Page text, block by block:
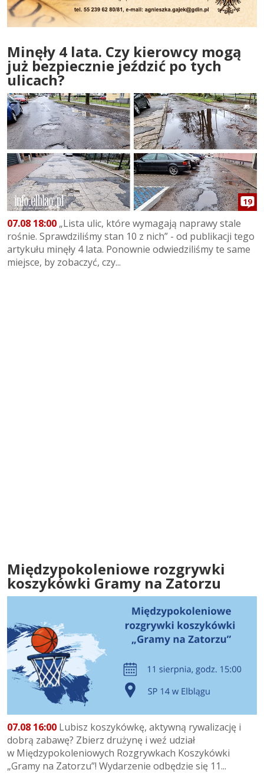
Minęły 4 lata. Czy kierowcy mogą
już bezpiecznie jeździć po tych
ulicach?
19
07.08 18:00 „Lista ulic, które wymagają naprawy stale
rośnie. Sprawdziliśmy stan 10 z nich” - od publikacji tego
artykułu minęły 4 lata. Ponownie odwiedziliśmy te same
miejsce, by zobaczyć, czy...
Międzypokoleniowe rozgrywki
koszykówki Gramy na Zatorzu
07.08 16:00 Lubisz koszykówkę, aktywną rywalizację i
dobrą zabawę? Zbierz drużynę i weź udział
w Międzypokoleniowych Rozgrywkach Koszykówki
„Gramy na Zatorzu”! Wydarzenie odbędzie się 11...